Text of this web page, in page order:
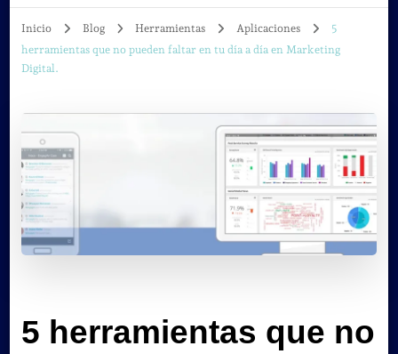
Inicio Blog Herramientas Aplicaciones
5
herramientas que no pueden faltar en tu día a día en Marketing
Digital.
5 herramientas que no